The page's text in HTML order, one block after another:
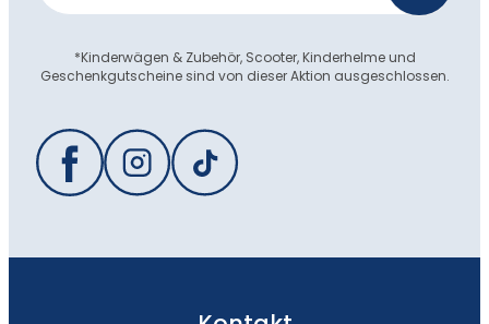
*Kinderwägen & Zubehör, Scooter, Kinderhelme und
Geschenkgutscheine sind von dieser Aktion ausgeschlossen.